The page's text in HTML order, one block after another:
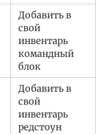
Добавить в
свой
инвентарь
командный
блок
Добавить в
свой
инвентарь
редстоун